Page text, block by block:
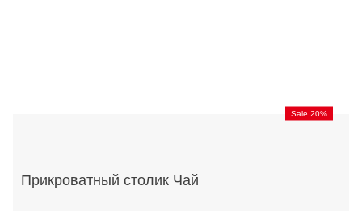
Sale 20%
Прикроватный столик Чай